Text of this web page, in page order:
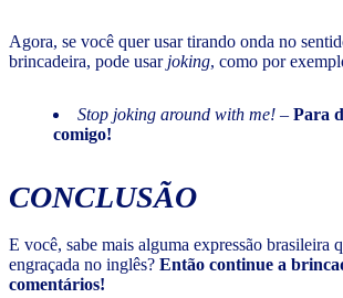
Agora, se você quer usar tirando onda no
brincadeira, pode usar joking, como por
Stop joking around with me! – Para
comigo!
CONCLUSÃO
E você, sabe mais alguma expressão brasileira
engraçada no inglês? Então continue a
comentários!